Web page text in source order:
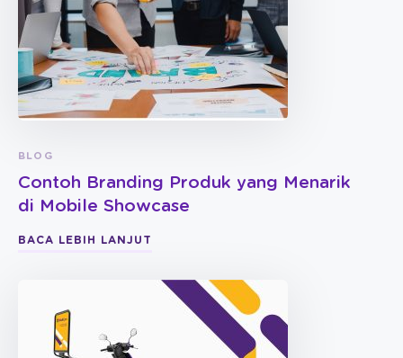
BLOG
Contoh Branding Produk yang Menarik
di Mobile Showcase
BACA LEBIH LANJUT